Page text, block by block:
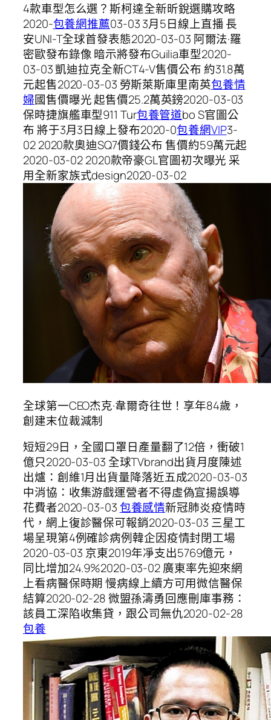
4款車型怎么選？斯柯達全新昕銳選購攻略
2020-包養網推薦03-03 ​3月5日線上直播 長
安UNI-T全球首發表態2020-03-03 阿爾法·羅
密歐發布錄像 暗示將發布Guilia車型2020-
03-03 凱迪拉克全新CT4-V售價公布 約31.8萬
元起售2020-03-03 勞斯萊斯庫里南英包養情
婦國售價曝光 起售價25.2萬英鎊2020-03-03
保時捷旗艦車型911 Tur包養管道bo S官圖公
布 將于3月3日線上發布2020-0包養網VIP3-
02 2020款奧迪SQ7價錢公布 售價約59萬元起
2020-03-02 ​2020款帝豪GL官圖初次曝光 采
用全新家族式design2020-03-02
全球第一CEO杰克·韋爾奇往世！享年84歲，
創建末位裁減制
短短29日，全國口罩日產量翻了12倍，衝破1
億只2020-03-03 全球TVbrand出貨月度陳述
出爐：創維1月出貨量降落近五成2020-03-03
中消協：收集游戲運營者不得虛偽宣揚誤導
花費者2020-03-03包養感情新冠肺炎疫情時
代，網上復診醫保可報銷2020-03-03 三星工
場呈現第4例確診病例韓企因疫情封閉工場
2020-03-03 京東2019年凈支出5769億元，
同比增加24.9%2020-03-02 廣東率先迎來網
上看病醫保時期 慢病線上續方可用微信醫保
結算2020-02-28 微盟孫濤勇回應刪庫事務：
該員工深陷收集貸，跟公司無仇2020-02-28
包養